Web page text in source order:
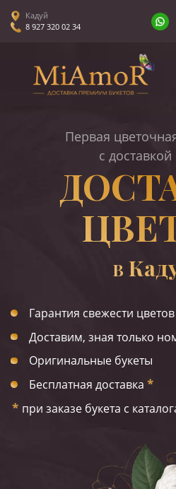
Кадуй
8 927 320 02 34
Первая
с
В
Гарантия свежести цветов
Доставим, зная только
Оригинальные букеты
Бесплатная доставка *
* при заказе букета с